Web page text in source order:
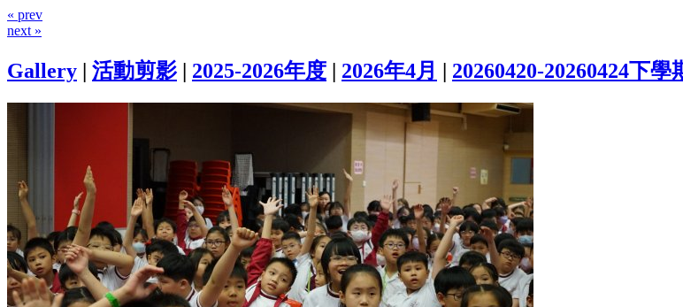
« prev
next »
Gallery | 活動剪影 | 2025-2026年度 | 2026年4月 | 20260420-20260424下學